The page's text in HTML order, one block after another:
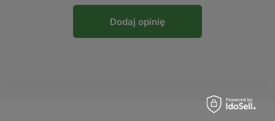
Dodaj opinię